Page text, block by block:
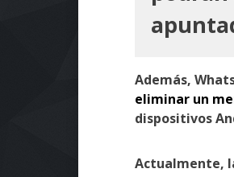
Además,
eliminar un
dispositivos
Actualmente,